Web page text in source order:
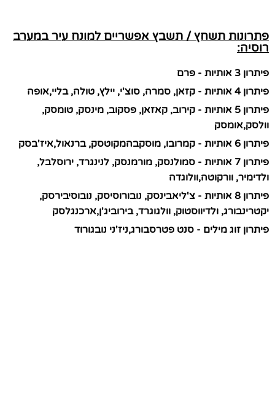
פתרונות תשחץ / תשבץ אפשריים למונח עיר במערב
רוסיה:
פיתרון 3 אותיות - פרם
פיתרון 4 אותיות - קזאן, סמרה, סוצ'י, יילץ, טולה, בליי,אופה
פיתרון 5 אותיות - קירוב, קאזאן, פסקוב, מינסק, טומסק,
וולסק,אומסק
פיתרון 6 אותיות - קמרובו, מוסקבהמקוטסק, ברנאול,איז'בסק
פיתרון 7 אותיות - סמולנסק, מורמנסק, לנינגרד, ירוסלבל,
ולדימיר, וורקוטה,וולוגדה
פיתרון 8 אותיות - צ'ליאבינסק, נובורוסיסק, נובוסיבירסק,
יקטרינבורג, ולדיווסטוק, וולגוגרד, בירוביג'ן,ארכנגלסק
פיתרון זוג מילים - סנט פטרסבורג,ניז'ני נובגורוד